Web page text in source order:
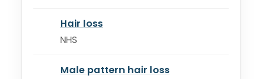
Hair loss
NHS
Male pattern hair loss